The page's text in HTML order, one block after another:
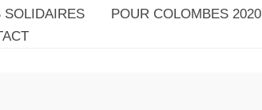
SOLIDAIRES
POUR COLOMBES 2020